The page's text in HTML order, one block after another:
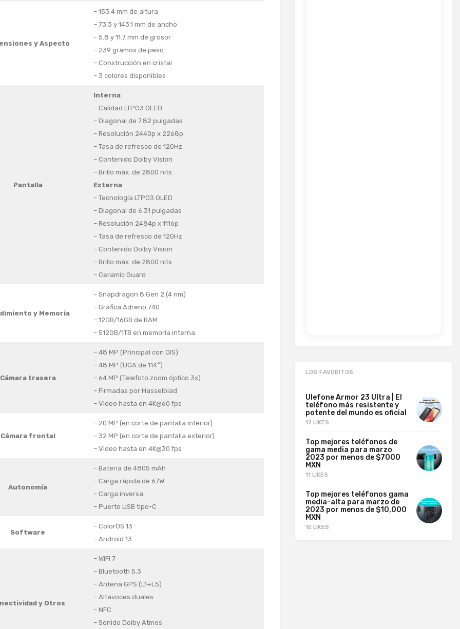
y Aspecto
– 153.4 mm de altura
– 73.3 y 143.1 mm de ancho
– 5.8 y 11.7 mm de grosor
– 239 gramos de peso
– Construcción en cristal
– 3 colores disponibles
Pantalla
Interna
– Calidad LTPO3 OLED
– Diagonal de 7.82 pulgadas
– Resolución 2440p x 2268p
– Tasa de refresco de 120Hz
– Contenido Dolby Vision
– Brillo máx. de 2800 nits
Externa
– Tecnología LTPO3 OLED
– Diagonal de 6.31 pulgadas
– Resolución 2484p x 1116p
– Tasa de refresco de 120Hz
– Contenido Dolby Vision
– Brillo máx. de 2800 nits
– Ceramic Guard
y Memoria
– Snapdragon 8 Gen 2 (4 nm)
– Gráfica Adreno 740
– 12GB/16GB de RAM
– 512GB/1TB en memoria interna
Cámara trasera
– 48 MP (Principal con OIS)
– 48 MP (UGA de 114°)
– 64 MP (Telefoto zoom óptico 3x)
– Firmadas por Hasselblad
– Video hasta en 4K@60 fps
Cámara frontal
– 20 MP (en corte de pantalla interior)
– 32 MP (en corte de pantalla exterior)
– Video hasta en 4K@30 fps
Autonomía
– Batería de 4805 mAh
– Carga rápida de 67W
– Carga inversa
– Puerto USB tipo-C
Software
– ColorOS 13
– Android 13
y Otros
– WiFi 7
– Bluetooth 5.3
– Antena GPS (L1+L5)
– Altavoces duales
– NFC
– Sonido Dolby Atmos
LOS FAVORITOS
Ulefone Armor 23 Ultra | El
teléfono más resistente y
potente del mundo es oficial
12 LIKES
Top mejores teléfonos de
gama media para marzo
2023 por menos de $7000
MXN
11 LIKES
Top mejores teléfonos gama
media-alta para marzo de
2023 por menos de $10,000
MXN
10 LIKES